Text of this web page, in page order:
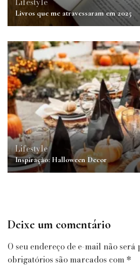
Livros que me atravessaram em 2025
Lifestyle
Inspiração: Halloween Decor
Deixe um comentário
O seu endereço de e-mail não
obrigatórios são marcados com *